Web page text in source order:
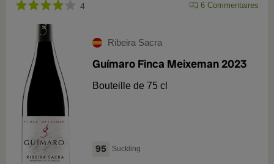
4 6 Commentaires
Ribeira Sacra
Guímaro Finca Meixeman 2023
Bouteille de 75 cl
95 Suckling